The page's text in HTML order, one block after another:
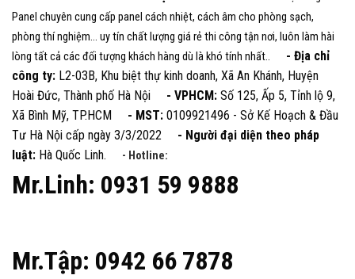
Panel chuyên cung cấp panel cách nhiệt, cách âm cho phòng sạch,
phòng thí nghiệm... uy tín chất lượng giá rẻ thi công tận nơi, luôn làm hài
lòng tất cả các đối tượng khách hàng dù là khó tính nhất..
- Địa chỉ
công ty: L2-03B, Khu biệt thự kinh doanh, Xã An Khánh, Huyện
Hoài Đức, Thành phố Hà Nội - VPHCM: Số 125, Ấp 5, Tỉnh lộ 9,
Xã Bình Mỹ, TP.HCM - MST: 0109921496 - Sở Kế Hoạch & Đầu
Tư Hà Nội cấp ngày 3/3/2022 - Người đại diện theo pháp
luật: Hà Quốc Linh. - Hotline:
Mr.Linh: 0931 59 9888
Mr.Tập: 0942 66 7878